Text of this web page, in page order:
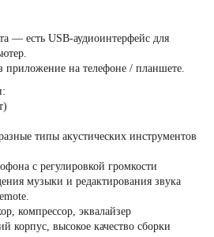
— есть USВ-аудиоинтерфейс для
приложение на телефоне / планшете.
типы акустических инструментов
с регулировкой громкости
музыки и редактирования звука
компрессор, эквалайзер
корпус, высокое качество сборки